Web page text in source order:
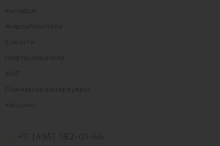
Колодцы
Жироуловители
Емкости
Нефтеуловители
КНС
Пожарные резервуары
Кессоны